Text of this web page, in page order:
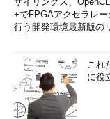
+でFPGAアクセラレー
行う開発環境最新版の
これ
に役